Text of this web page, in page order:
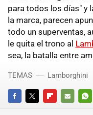
para todos los días" y
la marca, parecen
todo un superventas,
le quita el trono al
sea, la batalla entre
FACEBOOKTWITTERFLIPBOARD
E-
TEMAS Lamborghini